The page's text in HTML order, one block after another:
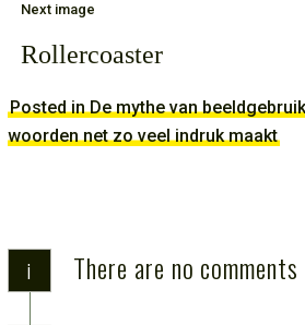
Next image
Rollercoaster
Posted in De mythe van
woorden net zo veel indruk maakt
i There are no comments